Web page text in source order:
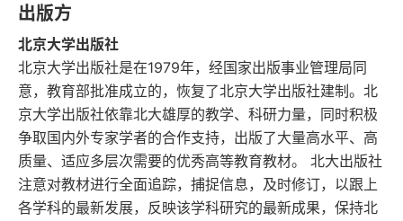
一、地球演化的观念
二、化石的意义
三、地质深时的确立
四、进化论与深时难题
第九章 物理时间之矢的发现
剥离开，而不再必然的认为时间就是我生活中必须
恪守的东西。这本书给我的最大收获，是让我看清
deadline 控制的，我整个人也被这种 deadline 所
左右。我越是一个遵守时间的人，我对自己越苛
刻，最后被时间异化，对自己、对周围的人完全没
有耐心。耐心是什么？耐心是愿意用时间去陪伴，
史方向。某个大人物的历史选择。看待历史，绝对
视之为一幅画卷的徐徐展开，那是一种辉格史观，
决定论宿命论史观，历史决定论。20230730*02:1
0 * 雷区 907
出版方
北京大学出版社
北京大学出版社是在1979年，经国家出版事业管理局同
意，教育部批准成立的，恢复了北京大学出版社建制。北
京大学出版社依靠北大雄厚的教学、科研力量，同时积极
争取国内外专家学者的合作支持，出版了大量高水平、高
质量、适应多层次需要的优秀高等教育教材。 北大出版社
注意对教材进行全面追踪，捕捉信息，及时修订，以跟上
各学科的最新发展，反映该学科研究的最新成果，保持北